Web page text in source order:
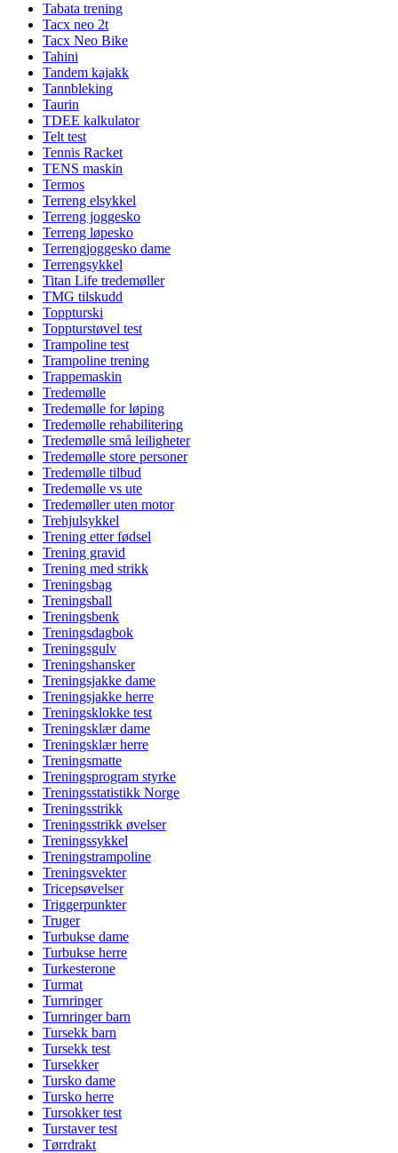
Tabata trening
Tacx neo 2t
Tacx Neo Bike
Tahini
Tandem kajakk
Tannbleking
Taurin
TDEE kalkulator
Telt test
Tennis Racket
TENS maskin
Termos
Terreng elsykkel
Terreng joggesko
Terreng løpesko
Terrengjoggesko dame
Terrengsykkel
Titan Life tredemøller
TMG tilskudd
Toppturski
Toppturstøvel test
Trampoline test
Trampoline trening
Trappemaskin
Tredemølle
Tredemølle for løping
Tredemølle rehabilitering
Tredemølle små leiligheter
Tredemølle store personer
Tredemølle tilbud
Tredemølle vs ute
Tredemøller uten motor
Trehjulsykkel
Trening etter fødsel
Trening gravid
Trening med strikk
Treningsbag
Treningsball
Treningsbenk
Treningsdagbok
Treningsgulv
Treningshansker
Treningsjakke dame
Treningsjakke herre
Treningsklokke test
Treningsklær dame
Treningsklær herre
Treningsmatte
Treningsprogram styrke
Treningsstatistikk Norge
Treningsstrikk
Treningsstrikk øvelser
Treningssykkel
Treningstrampoline
Treningsvekter
Tricepsøvelser
Triggerpunkter
Truger
Turbukse dame
Turbukse herre
Turkesterone
Turmat
Turnringer
Turnringer barn
Tursekk barn
Tursekk test
Tursekker
Tursko dame
Tursko herre
Tursokker test
Turstaver test
Tørrdrakt